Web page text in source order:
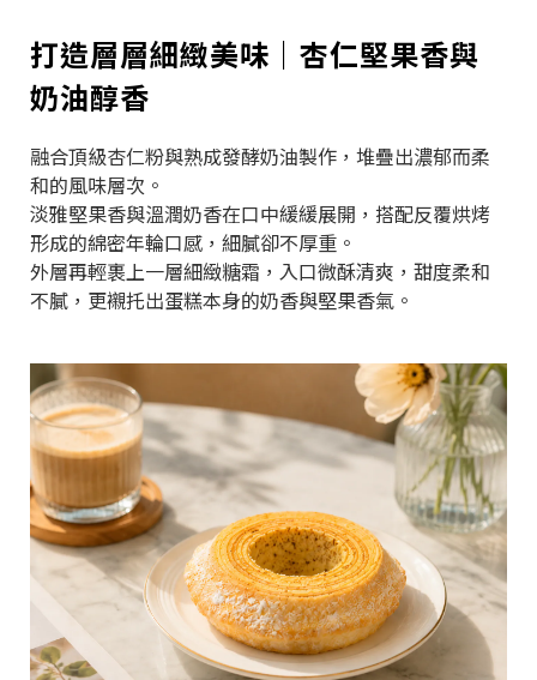
打造層層細緻美味｜杏仁堅果香與
奶油醇香
融合頂級杏仁粉與熟成發酵奶油製作，堆疊出濃郁而柔
和的風味層次。
淡雅堅果香與溫潤奶香在口中緩緩展開，搭配反覆烘烤
形成的綿密年輪口感，細膩卻不厚重。
外層再輕裹上一層細緻糖霜，入口微酥清爽，甜度柔和
不膩，更襯托出蛋糕本身的奶香與堅果香氣。